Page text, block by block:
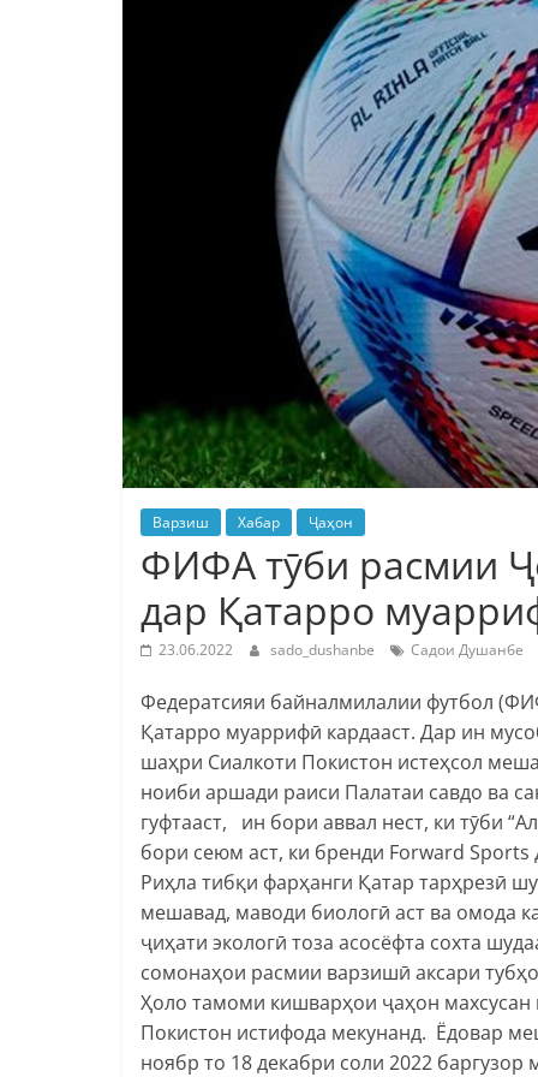
Варзиш Хабар Ҷаҳон
ФИФА тӯби расмии
дар Қатарро
23.06.2022 sado_dushanbe Садои Душанбе
Федератсияи байналмилалии футбол
Қатарро муаррифӣ кардааст. Дар ин
шаҳри Сиалкоти Покистон истеҳсол
ноиби аршади раиси Палатаи савдо ва
гуфтааст, ин бори аввал нест, ки тӯби
бори сеюм аст, ки бренди Forward
Риҳла тибқи фарҳанги Қатар тарҳрезӣ
мешавад, маводи биологӣ аст ва омода
ҷиҳати экологӣ тоза асосёфта сохта
сомонаҳои расмии варзишӣ аксари
Ҳоло тамоми кишварҳои ҷаҳон махсусан
Покистон истифода мекунанд. Ёдовар
ноябр то 18 декабри соли 2022